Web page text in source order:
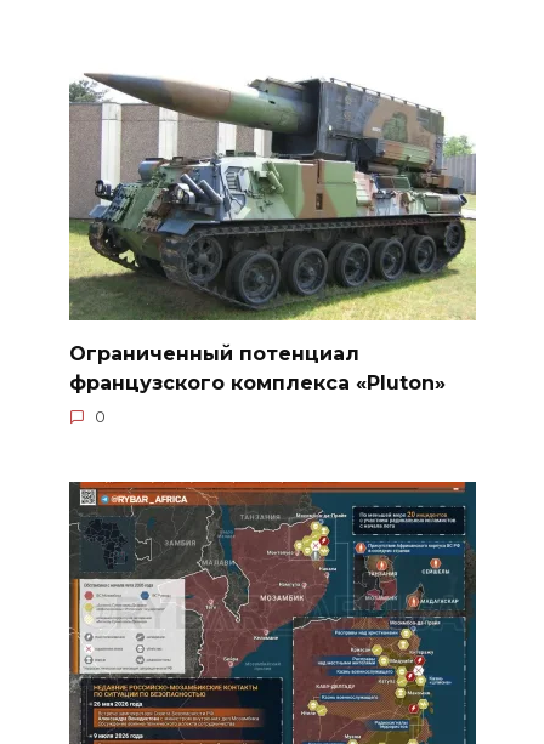
Ограниченный потенциал
французского комплекса «Pluton»
0